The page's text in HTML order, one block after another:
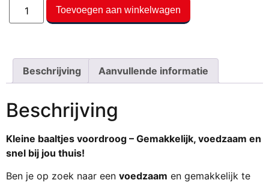
Toevoegen aan winkelwagen
Beschrijving Aanvullende informatie
Beschrijving
Kleine baaltjes voordroog – Gemakkelijk, voedzaam en
snel bij jou thuis!
Ben je op zoek naar een voedzaam en gemakkelijk te